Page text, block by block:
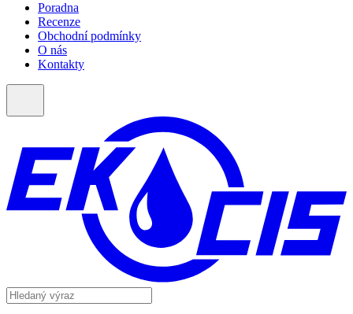
Poradna
Recenze
Obchodní podmínky
O nás
Kontakty